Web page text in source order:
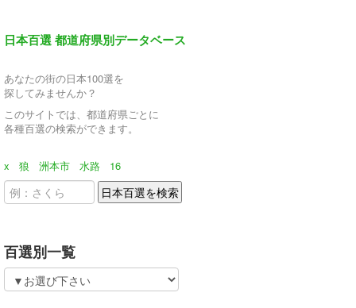
日本百選 都道府県別データベース
あなたの街の日本100選を
探してみませんか？
このサイトでは、都道府県ごとに
各種百選の検索ができます。
x 狼 洲本市 水路 16
百選別一覧